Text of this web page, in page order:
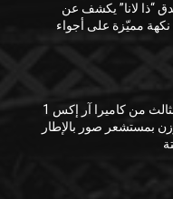
“ذا لانا” يكشف عن
مميّزة على أجواء
سوني تطلق الجيل الثالث من كاميرا آر إكس 1
بمستشعر صور بالإطار